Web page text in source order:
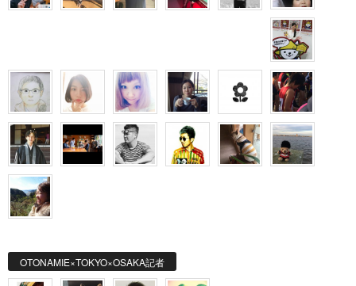
OTONAMIE×TOKYO×OSAKA記者